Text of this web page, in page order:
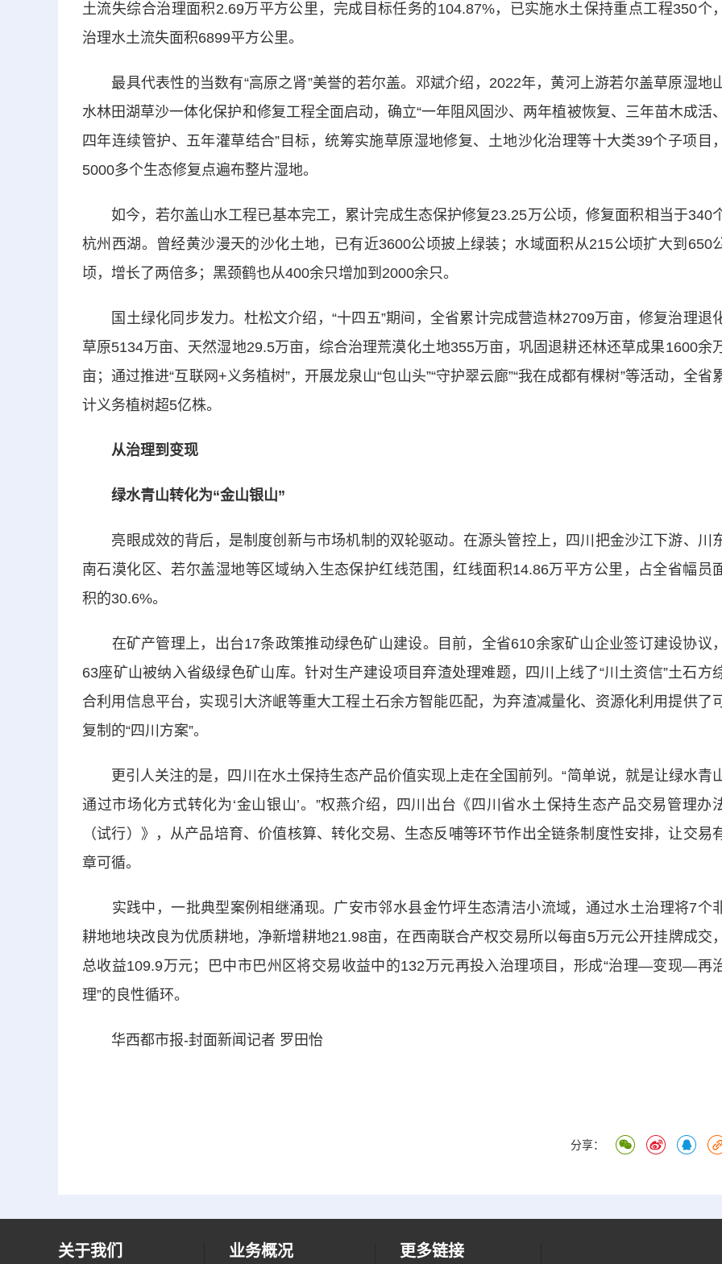
土流失综合治理面积2.69万平方公里，完成目标任务的104.87%，已实施水土保持重点工程350个，
治理水土流失面积6899平方公里。
最具代表性的当数有“高原之肾”美誉的若尔盖。邓斌介绍，2022年，黄河上游若尔盖草原湿地
水林田湖草沙一体化保护和修复工程全面启动，确立“一年阻风固沙、两年植被恢复、三年苗木成活、
四年连续管护、五年灌草结合”目标，统筹实施草原湿地修复、土地沙化治理等十大类39个子项目，
5000多个生态修复点遍布整片湿地。
如今，若尔盖山水工程已基本完工，累计完成生态保护修复23.25万公顷，修复面积相当于340
杭州西湖。曾经黄沙漫天的沙化土地，已有近3600公顷披上绿装；水域面积从215公顷扩大到650
顷，增长了两倍多；黑颈鹤也从400余只增加到2000余只。
国土绿化同步发力。杜松文介绍，“十四五”期间，全省累计完成营造林2709万亩，修复治理退
草原5134万亩、天然湿地29.5万亩，综合治理荒漠化土地355万亩，巩固退耕还林还草成果1600余
亩；通过推进“互联网+义务植树”，开展龙泉山“包山头”“守护翠云廊”“我在成都有棵树”等活动，全省
计义务植树超5亿株。
从治理到变现
绿水青山转化为“金山银山”
亮眼成效的背后，是制度创新与市场机制的双轮驱动。在源头管控上，四川把金沙江下游、川
南石漠化区、若尔盖湿地等区域纳入生态保护红线范围，红线面积14.86万平方公里，占全省幅员
积的30.6%。
在矿产管理上，出台17条政策推动绿色矿山建设。目前，全省610余家矿山企业签订建设协议，
63座矿山被纳入省级绿色矿山库。针对生产建设项目弃渣处理难题，四川上线了“川土资信”土石方
合利用信息平台，实现引大济岷等重大工程土石余方智能匹配，为弃渣减量化、资源化利用提供了可
复制的“四川方案”。
更引人关注的是，四川在水土保持生态产品价值实现上走在全国前列。“简单说，就是让绿水青
通过市场化方式转化为‘金山银山’。”权燕介绍，四川出台《四川省水土保持生态产品交易管理办
（试行）》，从产品培育、价值核算、转化交易、生态反哺等环节作出全链条制度性安排，让交易
章可循。
实践中，一批典型案例相继涌现。广安市邻水县金竹坪生态清洁小流域，通过水土治理将7个
耕地地块改良为优质耕地，净新增耕地21.98亩，在西南联合产权交易所以每亩5万元公开挂牌成交，
总收益109.9万元；巴中市巴州区将交易收益中的132万元再投入治理项目，形成“治理—变现—再
理”的良性循环。
华西都市报-封面新闻记者 罗田怡
分享：
关于我们 业务概况 更多链接